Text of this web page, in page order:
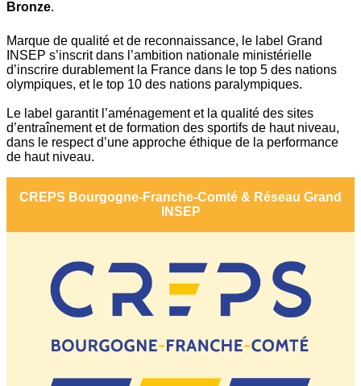
Bronze.
Marque de qualité et de reconnaissance, le label Grand
INSEP s’inscrit dans l’ambition nationale ministérielle
d’inscrire durablement la France dans le top 5 des nations
olympiques, et le top 10 des nations paralympiques.
Le label garantit l’aménagement et la qualité des sites
d’entraînement et de formation des sportifs de haut niveau,
dans le respect d’une approche éthique de la performance
de haut niveau.
CREPS Bourgogne-Franche-Comté & Réseau Grand
INSEP